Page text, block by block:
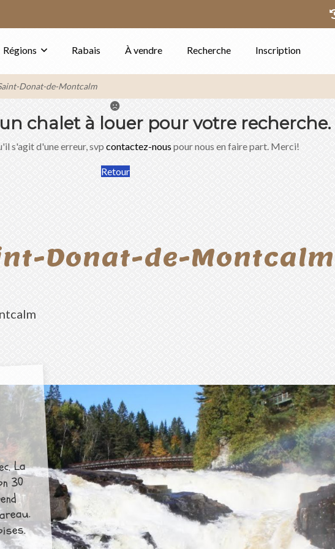
Régions Rabais À vendre Recherche Inscription
Donat-de-Montcalm
chalet à louer pour votre recherche.
s'agit d'une erreur, svpcontactez-nouspour nous en faire part. Merci!
Retour
Donat-de-Montcalm
La
30